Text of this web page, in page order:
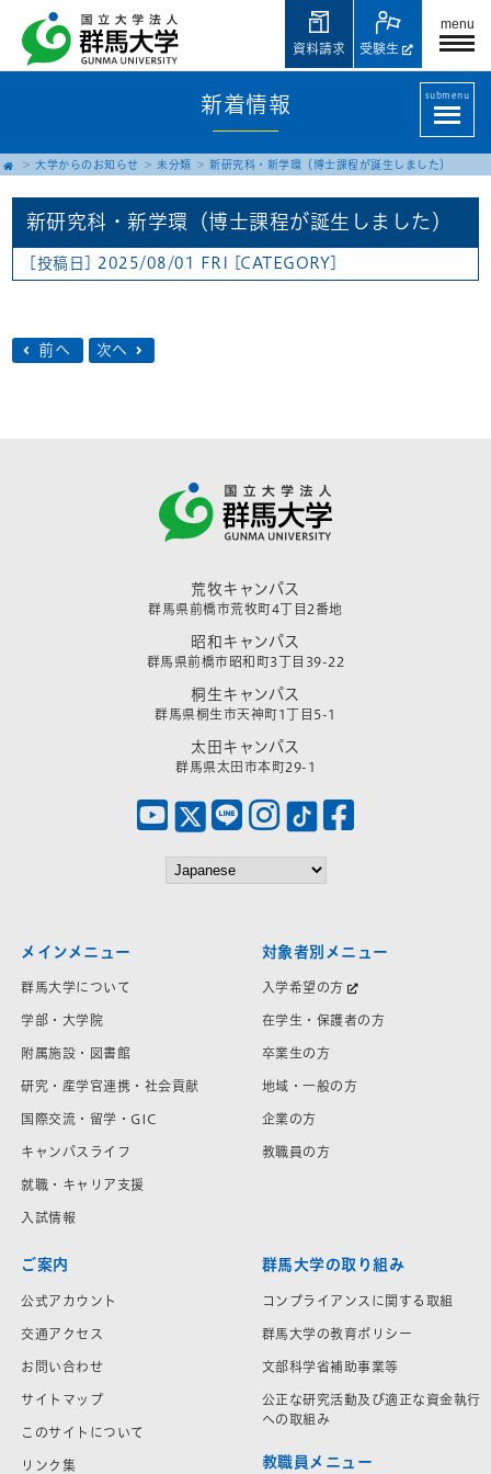
menu
受験生
資料請求
新着情報 submenu
大学からのお知らせ 未分類 新研究科・新学環（博士課程が誕生しました）
新研究科・新学環（博士課程が誕生しました）
[投稿日] 2025/08/01 FRI [CATEGORY]
前へ 次へ
荒牧キャンパス
群馬県前橋市荒牧町4丁目2番地
昭和キャンパス
群馬県前橋市昭和町3丁目39-22
桐生キャンパス
群馬県桐生市天神町1丁目5-1
太田キャンパス
群馬県太田市本町29-1
メインメニュー
群馬大学について
学部・大学院
附属施設・図書館
研究・産学官連携・社会貢献
国際交流・留学・GIC
キャンパスライフ
就職・キャリア支援
入試情報
対象者別メニュー
入学希望の方
在学生・保護者の方
卒業生の方
地域・一般の方
企業の方
教職員の方
ご案内
公式アカウント
交通アクセス
お問い合わせ
サイトマップ
このサイトについて
リンク集
群馬大学の取り組み
コンプライアンスに関する取組
群馬大学の教育ポリシー
文部科学省補助事業等
公正な研究活動及び適正な資金執行
への取組み
教職員メニュー